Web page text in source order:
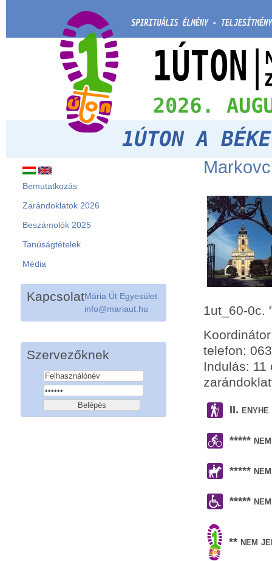
Bemutatkozás
Zarándoklatok 2026
Beszámolók 2025
Tanúságtételek
Média
KapcsolatMária Út Egyesület
info@mariaut.hu
Szervezőknek
1ut_60-0c.
telefon:
Indulás:
II.
*****
*****
*****
** nem